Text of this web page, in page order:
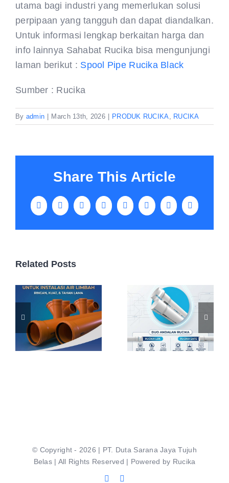
utama bagi industri yang memerlukan solusi
perpipaan yang tangguh dan dapat diandalkan.
Untuk informasi lengkap berkaitan harga dan
info lainnya Sahabat Rucika bisa mengunjungi
laman berikut : Spool Pipe Rucika Black
Sumber : Rucika
By admin March 13th, 2026 PRODUK RUCIKA, RUCIKA
Share This Article
Facebook
X LinkedInWhatsApp
TumblrPinterestVk Email
Related Posts
© Copyright - 2026 | PT. Duta Sarana Jaya Tujuh
Belas | All Rights Reserved | Powered by Rucika